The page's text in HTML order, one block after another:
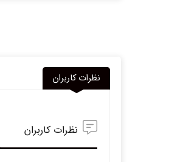
نظرات کاربران
نظرات کاربران